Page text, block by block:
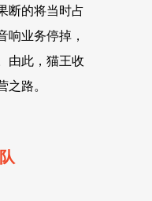
断的将当时占
响业务停掉，
由此，猫王收
之路。